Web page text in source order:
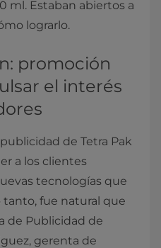
ml. Estaban abiertos a
lograrlo.
promoción
el interés
de Tetra Pak
a los clientes
tecnologías que
tanto, fue natural que
de Publicidad de
gerenta de